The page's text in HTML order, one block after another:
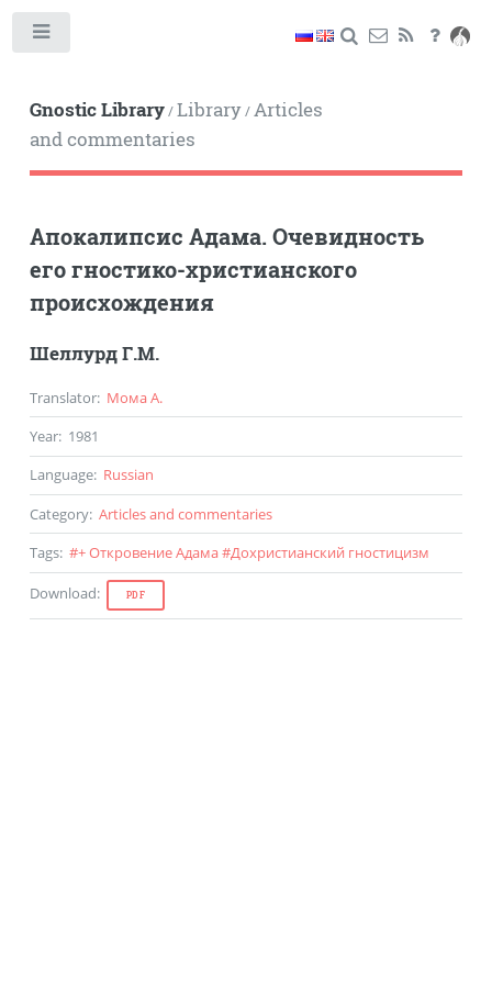
Gnostic Library/Library/Articles
and commentaries
Апокалипсис Адама. Очевидность
его гностико-христианского
происхождения
Шеллурд Г.М.
Translator: Мома А.
Year: 1981
Language: Russian
Category: Articles and commentaries
Tags: #+ Откровение Адама#Дохристианский гностицизм
Download: PDF